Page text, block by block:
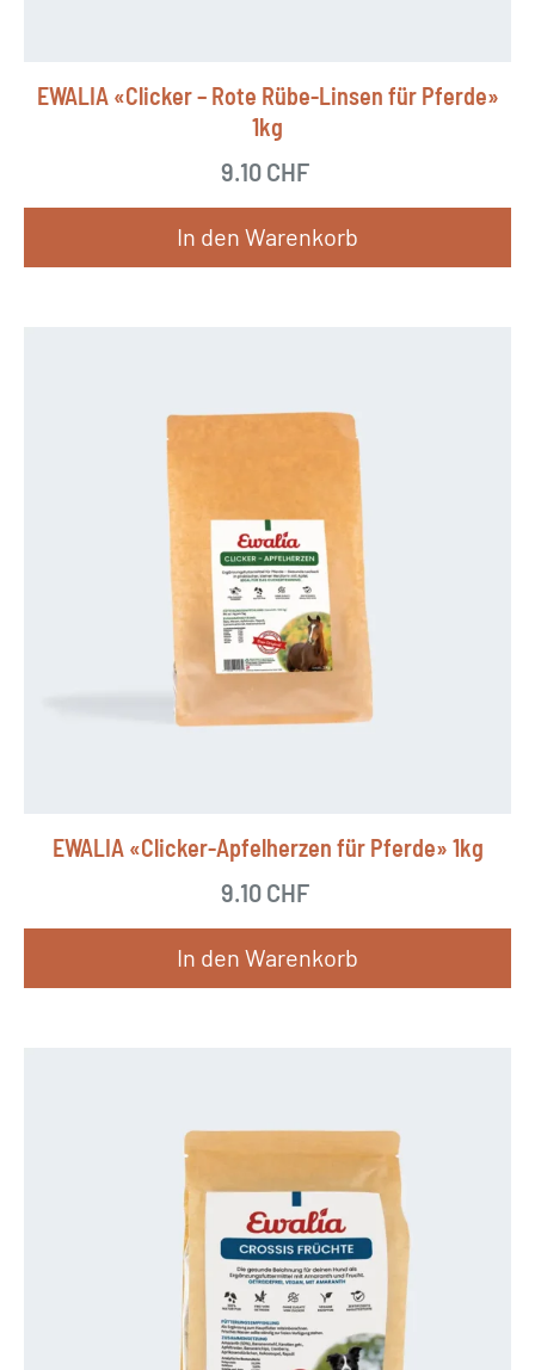
EWALIA «Clicker – Rote Rübe-Linsen für Pferde»
1kg
9.10 CHF
In den Warenkorb
EWALIA «Clicker-Apfelherzen für Pferde» 1kg
9.10 CHF
In den Warenkorb